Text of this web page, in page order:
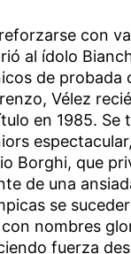
con
al ídolo
de probada
Vélez
en 1985. Se
Borghi, que
de una
se
nombres
fuerza